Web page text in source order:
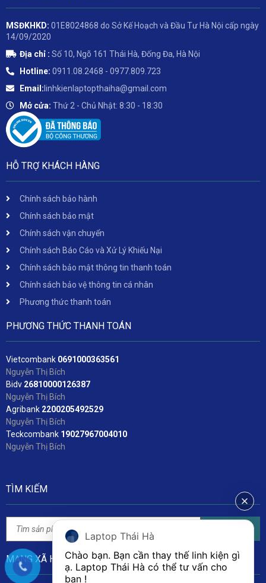
MSĐKHKD: 01E8024868 do Sở Kế Hoạch và Đầu Tư Hà Nội cấp ngày
14/09/2020
Địa chỉ : Số 10, Ngõ 161 Thái Hà, Đống Đa, Hà Nội
Hotline: 0911.08.2468 - 0977.809.723
Email: linhkienlaptopthaiha@gmail.com
Mở cửa: Thứ 2 - Chủ Nhật: 8:30 - 18:30
HỖ TRỢ KHÁCH HÀNG
Chính sách bảo hành
Chính sách bảo mật
Chính sách vận chuyển
Chính sách Báo Cáo và Xử Lý Khiếu Nại
Chính sách bảo mật thông tin thanh toán
Chính sách bảo vệ thông tin cá nhân
Phương thức thanh toán
PHƯƠNG THỨC THANH TOÁN
Vietcombank 0691000363561
Nguyễn Thị Bích
Bidv 26810000126387
Nguyễn Thị Bích
Agribank 2200205492529
Nguyễn Thị Bích
Teckcombank 19027967004010
Nguyễn Thị Bích
TÌM KIẾM
MẠNG XÃ HỘI
Laptop Thái Hà
Chào bạn. Bạn cần thay thế linh kiện gì
ạ. Laptop Thái Hà có thể tư vấn cho
bạn !